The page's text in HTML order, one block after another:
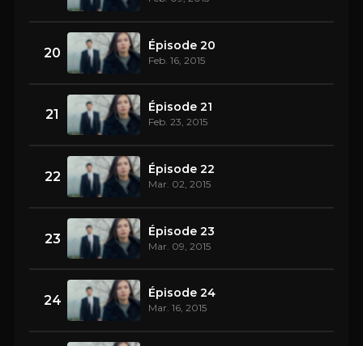
20 Épisode 20
Feb. 16, 2015
21 Épisode 21
Feb. 23, 2015
22 Épisode 22
Mar. 02, 2015
23 Épisode 23
Mar. 09, 2015
24 Épisode 24
Mar. 16, 2015